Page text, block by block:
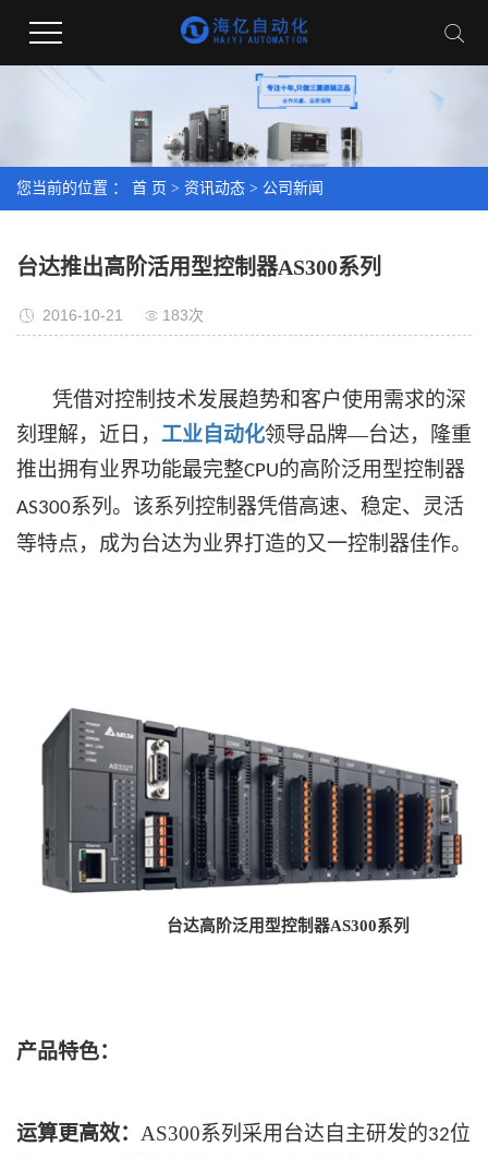
您当前的位置 ： 首 页 > 资讯动态 > 公司新闻
台达推出高阶活用型控制器AS300系列
2016-10-21 183次
凭借对控制技术发展趋势和客户使用需求的深
刻理解，近日， 工业自动化领导品牌—台达，隆重
推出拥有业界功能最完整CPU的高阶泛用型控制器
AS300系列。该系列控制器凭借高速、稳定、灵活
等特点，成为台达为业界打造的又一控制器佳作。
台达高阶泛用型控制器AS300系列
产品特色：
运算更高效： AS300系列采用台达自主研发的32位